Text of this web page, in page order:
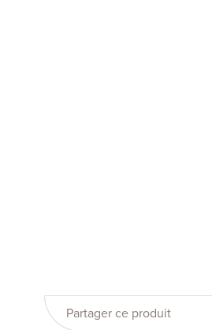
Partager ce produit